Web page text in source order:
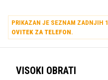
tudi zavarovati pred
PRIKAZAN JE SEZNAM ZADNJIH
OVITEK ZA TELEFON.
VISOKI OBRATI